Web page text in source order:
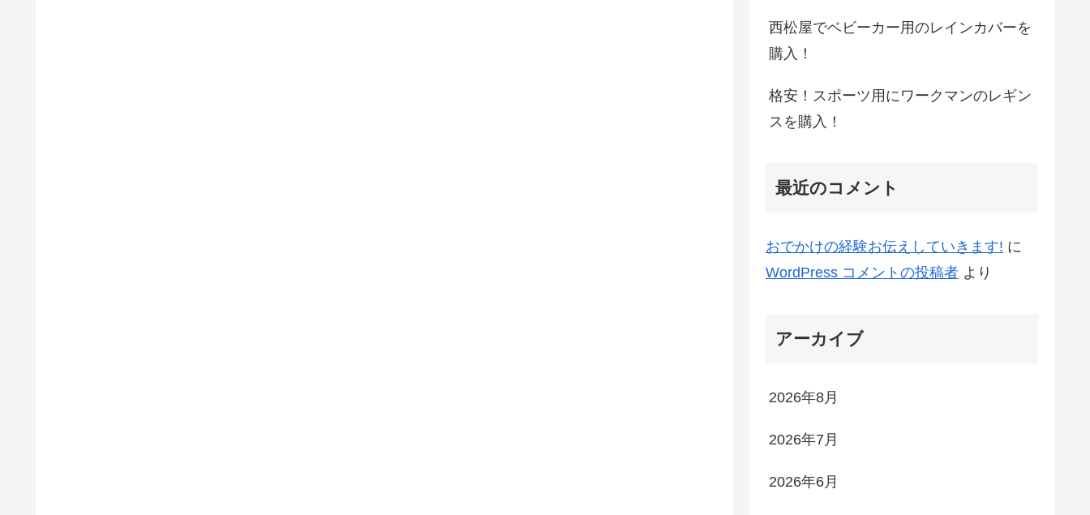
西松屋でベビーカー用のレインカバーを
購入！
格安！スポーツ用にワークマンのレギン
スを購入！
最近のコメント
おでかけの経験お伝えしていきます! に
WordPress コメントの投稿者 より
アーカイブ
2026年8月
2026年7月
2026年6月